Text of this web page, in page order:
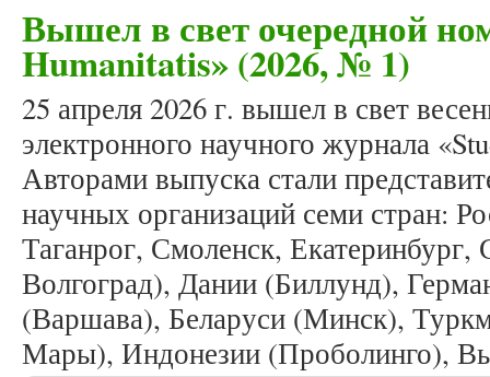
Вышел в свет очередной
Humanitatis» (2026, № 1)
25 апреля 2026 г. вышел в свет
электронного научного журнала
Авторами выпуска стали
научных организаций семи стран:
Таганрог, Смоленск,
Волгоград), Дании (Биллунд),
(Варшава), Беларуси (Минск),
Мары), Индонезии (Проболинго),